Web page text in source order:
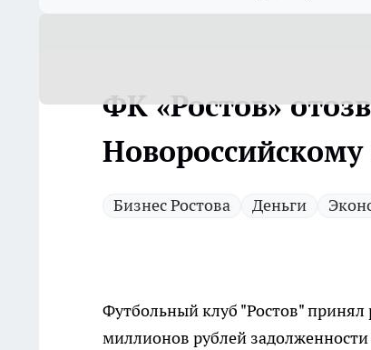
ФК «Ростов»
Новороссийскому
Бизнес Ростова Деньги
Футбольный клуб "Ростов" принял
миллионов рублей задолженности